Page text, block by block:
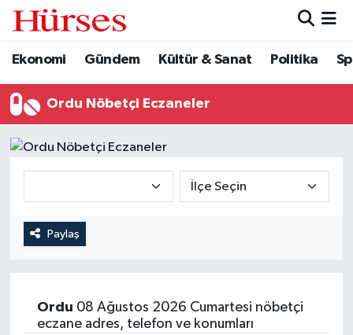
Ekonomi Gündem Kültür & Sanat Politika
Ordu Nöbetçi Eczaneler
Paylaş
Ordu 08 Ağustos 2026 Cumartesi nöbetçi
eczane adres, telefon ve konumları
Ekonomi
Gündem
Kültür & Sanat
Spor
Hava Durumu
Trafik Durumu
Süper Lig Puan Durumu ve Fikstür
Son Dakika Haberleri